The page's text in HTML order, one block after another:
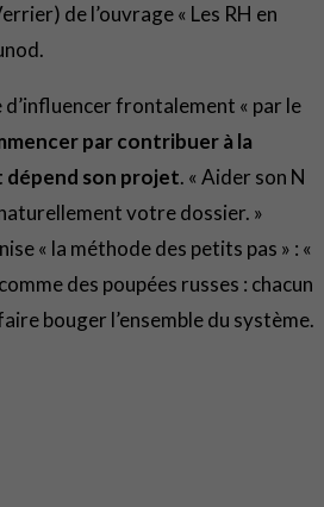
de l’ouvrage « Les RH en
d’influencer frontalement « par le
par contribuer à la
dépend son projet. « Aider son N
votre dossier. »
« la méthode des petits pas » : «
des poupées russes : chacun
bouger l’ensemble du système.